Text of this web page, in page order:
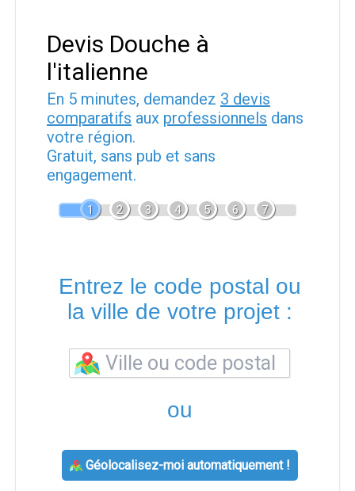
Devis Douche à
l'italienne
En 5 minutes, demandez 3 devis
comparatifs aux professionnels dans
votre région.
Gratuit, sans pub et sans
engagement.
1 2 3 4 5 6 7
Entrez le code postal ou
la ville de votre projet :
ou
Géolocalisez-moi automatiquement !